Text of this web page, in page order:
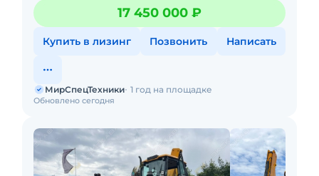
работа в любых условиях! Новый. Можно в лизинг.
Цена С Н
17 450 000 ₽
Купить в лизинг Позвонить Написать
Обновлено сегодня
МирСпецТехники 1 год на площадке